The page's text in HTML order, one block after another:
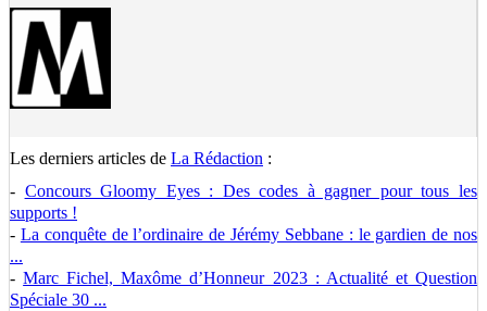
Les derniers articles de La Rédaction :
- Concours Gloomy Eyes : Des codes à gagner pour tous les
supports !
- La conquête de l’ordinaire de Jérémy Sebbane : le gardien de nos
...
-Marc Fichel, Maxôme d’Honneur 2023 : Actualité et Question
Spéciale 30 ...